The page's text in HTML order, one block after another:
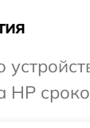
HP